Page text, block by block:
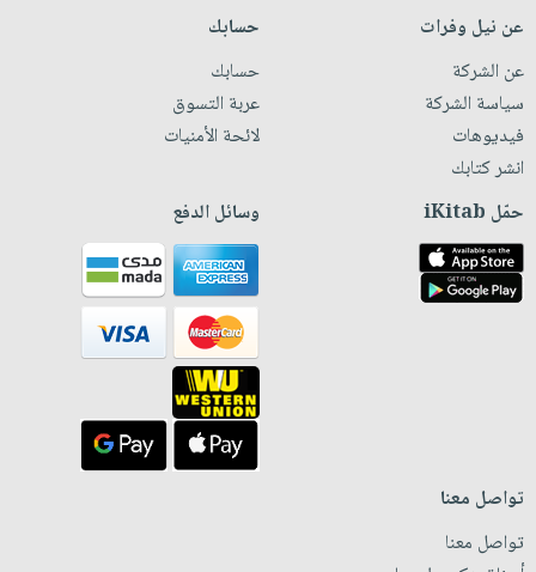
عن نيل وفرات
عن الشركة
سياسة الشركة
فيديوهات
انشر كتابك
حسابك
حسابك
عربة التسوق
لائحة الأمنيات
حمّل iKitab وسائل الدفع
تواصل معنا
تواصل معنا